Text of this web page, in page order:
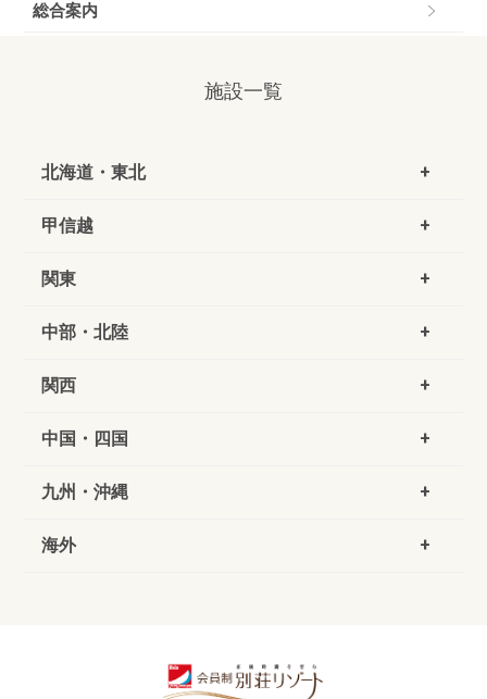
総合案内
施設一覧
北海道・東北
甲信越
関東
中部・北陸
関西
中国・四国
九州・沖縄
海外